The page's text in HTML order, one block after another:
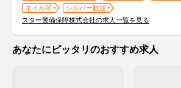
ネイル可
シルバー歓迎
スター警備保障株式会社の求人一覧を見る
あなたにピッタリのおすすめ求人